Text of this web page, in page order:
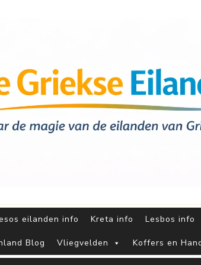
eilanden info Kreta info Lesbos info
Blog Vliegvelden Koffers en